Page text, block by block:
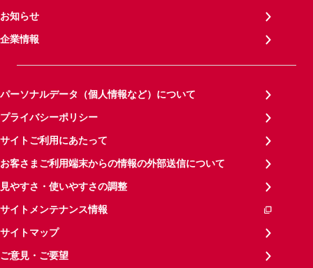
お知らせ
企業情報
パーソナルデータ（個人情報など）について
プライバシーポリシー
サイトご利用にあたって
お客さまご利用端末からの情報の外部送信について
見やすさ・使いやすさの調整
サイトメンテナンス情報
サイトマップ
ご意見・ご要望